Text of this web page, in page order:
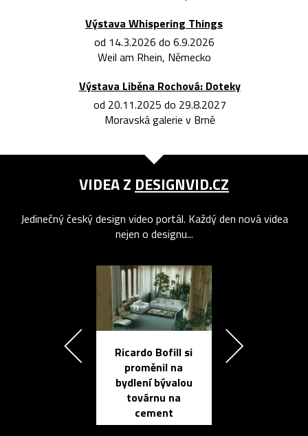
Výstava Whispering Things
od 14.3.2026 do 6.9.2026
Weil am Rhein, Německo
Výstava Liběna Rochová: Doteky
od 20.11.2025 do 29.8.2027
Moravská galerie v Brně
VIDEA Z DESIGNVID.CZ
Jedinečný český design video portál. Každý den nová videa
nejen o designu...
Ricardo Bofill si
proměnil na
bydlení bývalou
továrnu na
cement